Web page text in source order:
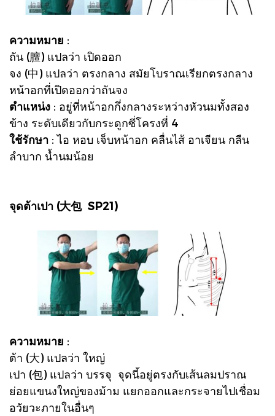
ความหมาย :
ถัน (膻) แปลว่า เปิดออก
จง (中) แปลว่า ตรงกลาง สมัยโบราณเรียกตรงกลาง
หน้าอกที่เปิดออกว่าถันจง
ตำแหน่ง : อยู่ที่หน้าอกกึ่งกลางระหว่างหัวนมทั้งสอง
ข้าง ระดับเดียวกับกระดูกซี่โครงที่ 4
ใช้รักษา : ไอ หอบ เจ็บหน้าอก คลื่นไส้ อาเจียน กลืน
ลำบาก น้ำนมน้อย
จุดต้าเปา (大包 SP21)
ความหมาย :
ต้า (大) แปลว่า ใหญ่
เปา (包) แปลว่า บรรจุ จุดนี้อยู่ตรงกับเส้นลมปราณ
ย่อยแขนงใหญ่ของม้าม แยกออกและกระจายไปเชื่อม
อวัยวะภายในอื่นๆ